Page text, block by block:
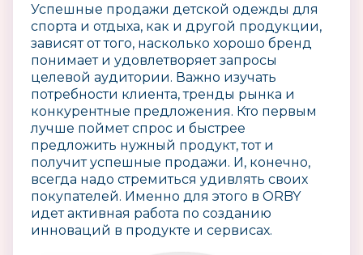
Успешные продажи детской одежды для
спорта и отдыха, как и другой продукции,
зависят от того, насколько хорошо бренд
понимает и удовлетворяет запросы
целевой аудитории. Важно изучать
потребности клиента, тренды рынка и
конкурентные предложения. Кто первым
лучше поймет спрос и быстрее
предложить нужный продукт, тот и
получит успешные продажи. И, конечно,
всегда надо стремиться удивлять своих
покупателей. Именно для этого в ORBY
идет активная работа по созданию
инноваций в продукте и сервисах.